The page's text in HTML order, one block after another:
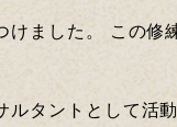
ました。 この修
タントとして活動